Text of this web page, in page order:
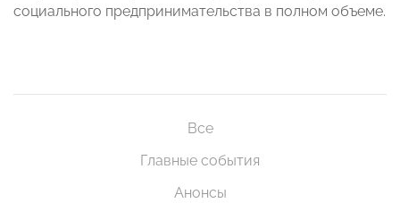
социального предпринимательства в полном объеме.
Все
Главные события
Анонсы